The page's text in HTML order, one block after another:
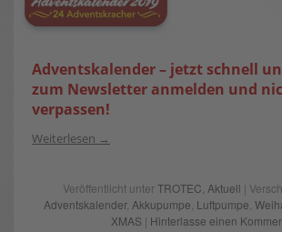
Adventskalender – jetzt schnell
zum Newsletter anmelden und
verpassen!
Weiterlesen
Veröffentlicht unterTROTEC Aktuell |
Adventskalender, Akkupumpe Luftpumpe
XMAS | Hinterlasse einen